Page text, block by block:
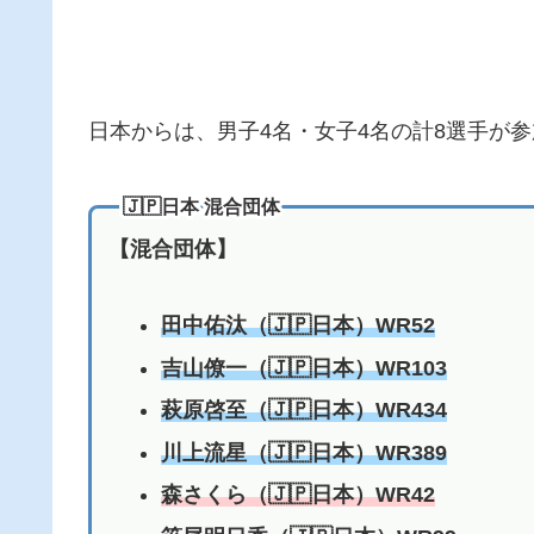
日本からは、男子4名・女子4名の計8選手が参
🇯🇵日本 混合団体
【混合団体】
田中佑汰（🇯🇵日本）WR52
吉山僚一（🇯🇵日本）WR103
萩原啓至（🇯🇵日本）WR434
川上流星（🇯🇵日本）WR389
森さくら（🇯🇵日本）WR42